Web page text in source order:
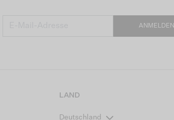
ANMELDEN
LAND
Deutschland